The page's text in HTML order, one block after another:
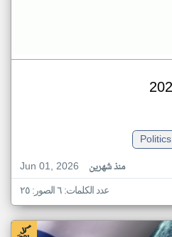
Politics
Jun 01, 2026
منذ شهرين
عدد الكلمات: ٦ الصور: ٢٥